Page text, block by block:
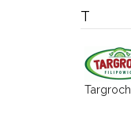
T
Targroch